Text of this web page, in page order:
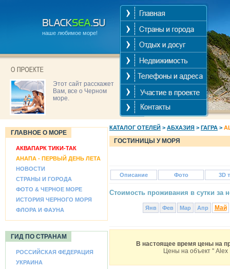
наше любимое море!
Этот сайт расскажет
Вам, все о Черном
море.
ГЛАВНОЕ О МОРЕ
АКВАПАРК ТИКИ-ТАК
АНАПА - ПЕРВЫЙ ДЕНЬ ЛЕТА
НОВОСТИ
СТРАНЫ И ГОРОДА
ФОТО & ЧЕРНОЕ МОРЕ
ИСТОРИЯ ЧЕРНОГО МОРЯ
ФЛОРА И ФАУНА
ГИД ПО СТРАНАМ
РОССИЙСКАЯ ФЕДЕРАЦИЯ
УКРАИНА
КАТАЛОГ ОТЕЛЕЙ > АБХАЗИЯ > ГАГРА >
ГОСТИНИЦЫ У МОРЯ
Описание Фото 3D
Стоимость проживания в сутки за
Янв Фев Мар Апр Май
В настоящее время цены на
Цены на объект '' Alex